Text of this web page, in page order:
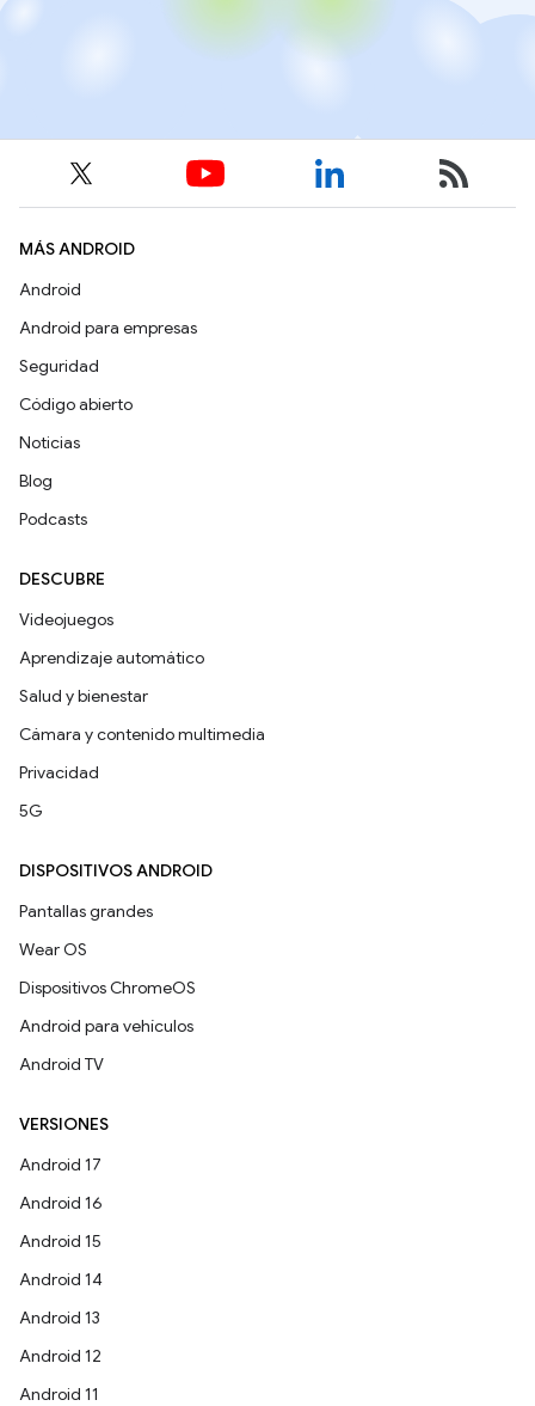
MÁS ANDROID
Android
Android para empresas
Seguridad
Código abierto
Noticias
Blog
Podcasts
DESCUBRE
Videojuegos
Aprendizaje automático
Salud y bienestar
Cámara y contenido multimedia
Privacidad
5G
DISPOSITIVOS ANDROID
Pantallas grandes
Wear OS
Dispositivos ChromeOS
Android para vehículos
Android TV
VERSIONES
Android 17
Android 16
Android 15
Android 14
Android 13
Android 12
Android 11